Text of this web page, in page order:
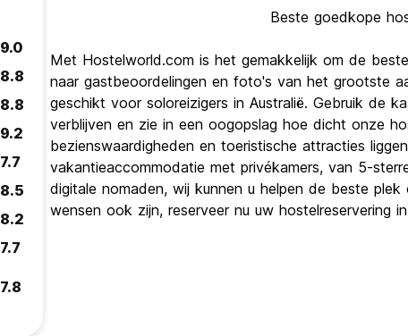
9.0
8.8
8.8
9.2
7.7
8.5
8.2
7.7
7.8
Beste goedkope
Met Hostelworld.com is het gemakkelijk om de
naar gastbeoordelingen en foto's van het grootste
geschikt voor soloreizigers in Australië. Gebruik de
verblijven en zie in een oogopslag hoe dicht onze
bezienswaardigheden en toeristische attracties
vakantieaccommodatie met privékamers, van 5-
digitale nomaden, wij kunnen u helpen de beste
wensen ook zijn, reserveer nu uw hostelreservering